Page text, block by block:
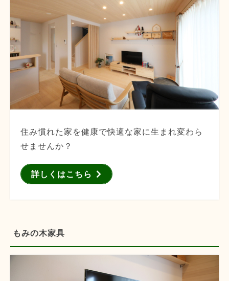
住み慣れた家を健康で快適な家に生まれ変わら
せませんか？
詳しくはこちら
もみの木家具